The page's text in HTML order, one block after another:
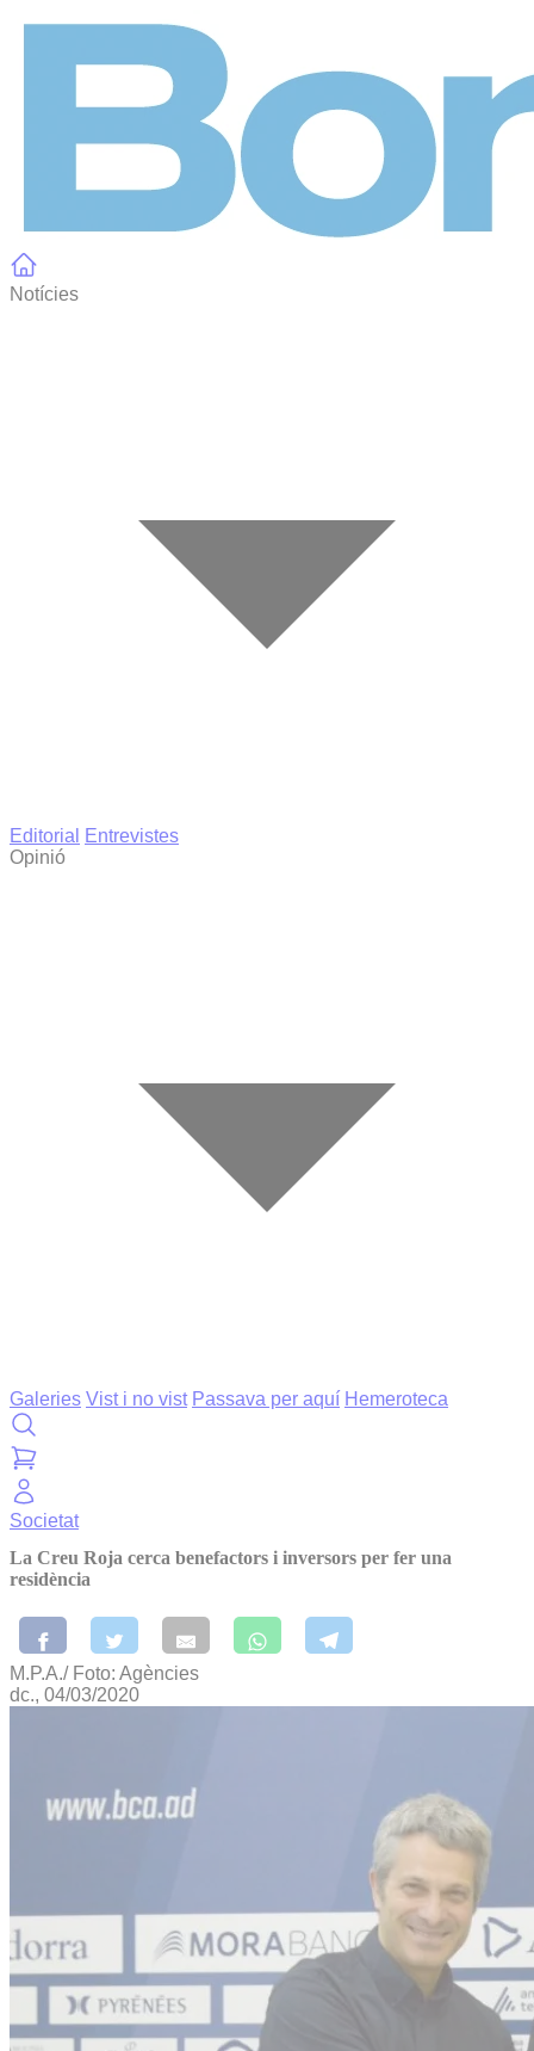
Notícies
Editorial
Entrevistes
Opinió
Galeries Vist i no vist Passava per aquí Hemeroteca
Societat
La Creu Roja cerca benefactors i inversors per fer una
residència
M.P.A./ Foto: Agències
dc., 04/03/2020